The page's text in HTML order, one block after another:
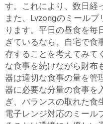
す。これにより、数日経
また、Lvzongのミール
ります。平日の昼食を毎
ぎているなら、自宅で食
存することを考えてみて
な食事を続けながら財布
器は適切な食事の量を管
器に必要な分量の食事を
ぎ、バランスの取れた食
電子レンジ対応のミール